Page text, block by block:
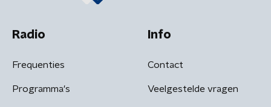
Radio
Frequenties
Programma's
Info
Contact
Veelgestelde vragen